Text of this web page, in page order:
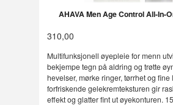
AHAVA Men Age Control All-In-
310,00
Multifunksjonell øyepleie for menn
bekjempe tegn på aldring og trøtte
hevelser, mørke ringer, tørrhet og fine
forfriskende gelekremteksturen gir
effekt og glatter fint ut øyekonturen.